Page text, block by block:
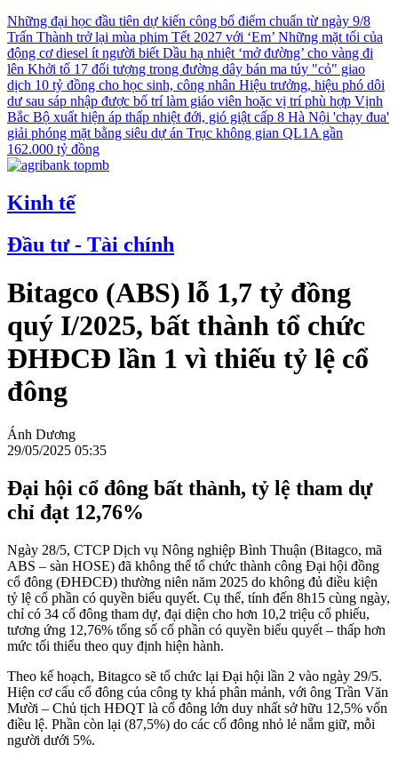
Những đại học đầu tiên dự kiến công bố điểm chuẩn từ ngày 9/8
Trấn Thành trở lại mùa phim Tết 2027 với ‘Em’ Những mặt tối của
động cơ diesel ít người biếtDầu hạ nhiệt ‘mở đường’ cho vàng đi
lên Khởi tố 17 đối tượng trong đường dây bán ma túy "cỏ" giao
dịch 10 tỷ đồng cho học sinh, công nhân Hiệu trưởng, hiệu phó dôi
dư sau sáp nhập được bố trí làm giáo viên hoặc vị trí phù hợp Vịnh
Bắc Bộ xuất hiện áp thấp nhiệt đới, gió giật cấp 8 Hà Nội 'chạy đua'
giải phóng mặt bằng siêu dự án Trục không gian QL1A gần
162.000 tỷ đồng
Kinh tế
Đầu tư - Tài chính
Bitagco (ABS) lỗ 1,7 tỷ đồng
quý I/2025, bất thành tổ chức
ĐHĐCĐ lần 1 vì thiếu tỷ lệ cổ
đông
Ánh Dương
29/05/2025 05:35
Đại hội cổ đông bất thành, tỷ lệ tham dự
chỉ đạt 12,76%
Ngày 28/5, CTCP Dịch vụ Nông nghiệp Bình Thuận (Bitagco, mã
ABS – sàn HOSE) đã không thể tổ chức thành công Đại hội đồng
cổ đông (ĐHĐCĐ) thường niên năm 2025 do không đủ điều kiện
tỷ lệ cổ phần có quyền biểu quyết. Cụ thể, tính đến 8h15 cùng ngày,
chỉ có 34 cổ đông tham dự, đại diện cho hơn 10,2 triệu cổ phiếu,
tương ứng 12,76% tổng số cổ phần có quyền biểu quyết – thấp hơn
mức tối thiểu theo quy định hiện hành.
Theo kế hoạch, Bitagco sẽ tổ chức lại Đại hội lần 2 vào ngày 29/5.
Hiện cơ cấu cổ đông của công ty khá phân mảnh, với ông Trần Văn
Mười – Chủ tịch HĐQT là cổ đông lớn duy nhất sở hữu 12,5% vốn
điều lệ. Phần còn lại (87,5%) do các cổ đông nhỏ lẻ nắm giữ, mỗi
người dưới 5%.